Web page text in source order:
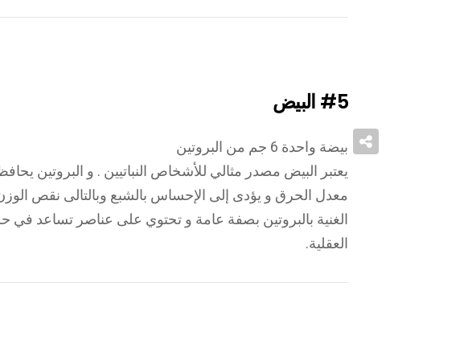
#5 البيض
بيضة واحدة 6 جم من البروتين
يعتبر البيض مصدر مثالي للأشخاص النباتيين . و البروتين
معدل الحرق و يؤدى إلى الإحساس بالشبع وبالتالى نقص
الغنية بالبروتين بصفة عامة و تحتوي على عناصر تساعد في
العقلية.